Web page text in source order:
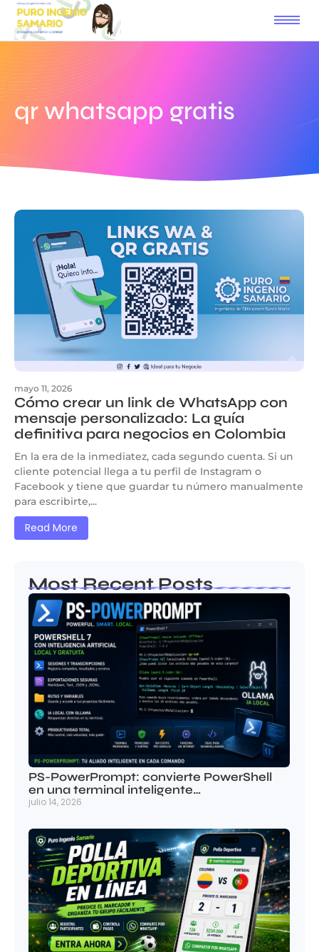
qr whatsapp gratis
mayo 11, 2026
Cómo crear un link de WhatsApp con
mensaje personalizado: La guía
definitiva para negocios en Colombia
En la era de la inmediatez, cada segundo cuenta. Si un
cliente potencial llega a tu perfil de Instagram o
Facebook y tiene que guardar tu número manualmente
para escribirte,...
Read More
Most Recent Posts
PS-PowerPrompt: convierte PowerShell
en una terminal inteligente…
julio 14, 2026